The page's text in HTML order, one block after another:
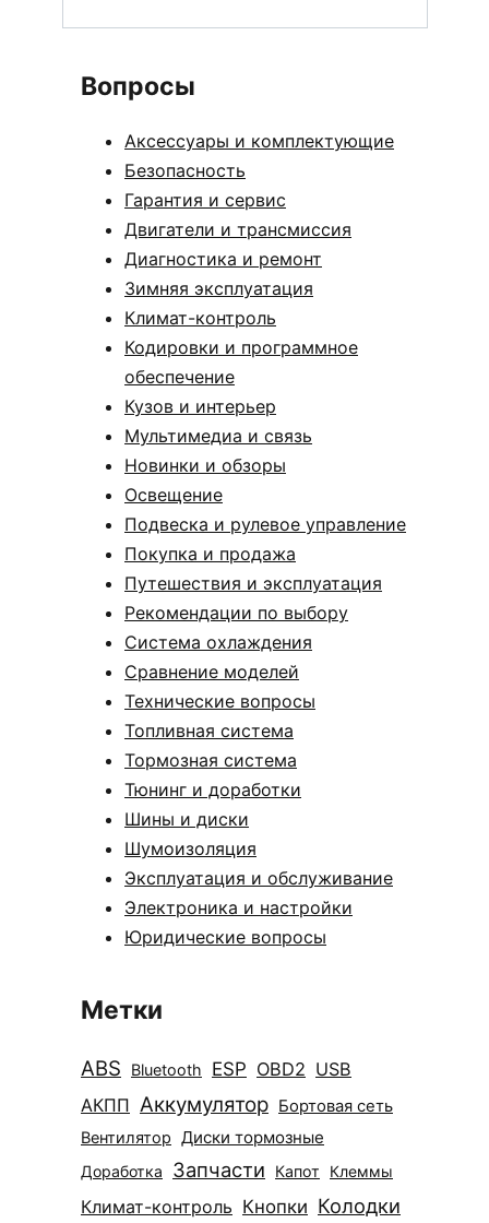
Вопросы
Аксессуары и комплектующие
Безопасность
Гарантия и сервис
Двигатели и трансмиссия
Диагностика и ремонт
Зимняя эксплуатация
Климат-контроль
Кодировки и программное
обеспечение
Кузов и интерьер
Мультимедиа и связь
Новинки и обзоры
Освещение
Подвеска и рулевое управление
Покупка и продажа
Путешествия и эксплуатация
Рекомендации по выбору
Система охлаждения
Сравнение моделей
Технические вопросы
Топливная система
Тормозная система
Тюнинг и доработки
Шины и диски
Шумоизоляция
Эксплуатация и обслуживание
Электроника и настройки
Юридические вопросы
Метки
ABS Bluetooth ESP OBD2 USB
АКПП Аккумулятор Бортовая сеть
Вентилятор Диски тормозные
Доработка Запчасти Капот Клеммы
Климат-контроль Кнопки Колодки